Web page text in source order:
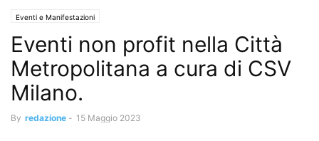
Eventi e Manifestazioni
Eventi non profit nella Città
Metropolitana a cura di CSV
Milano.
By redazione - 15 Maggio 2023